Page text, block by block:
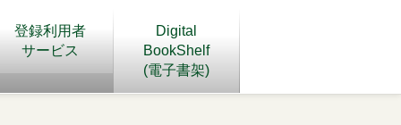
登録利用者
サービス
Digital
BookShelf
(電子書架)